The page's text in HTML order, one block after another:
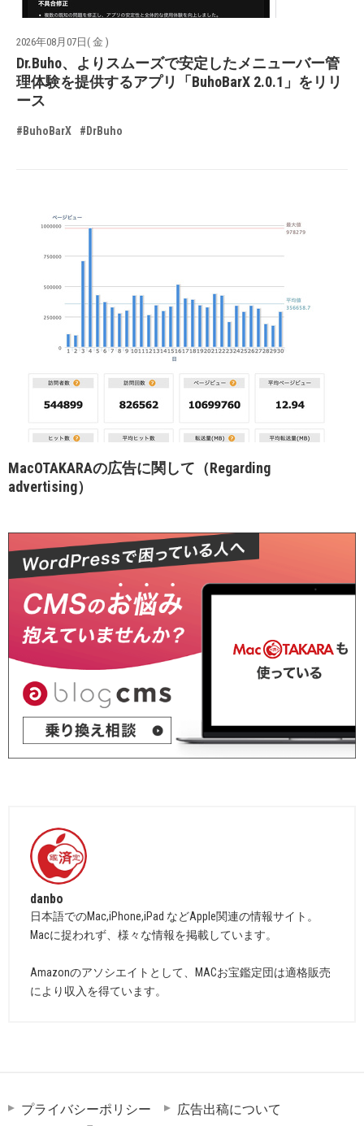
2026年08月07日( 金 )
Dr.Buho、よりスムーズで安定したメニューバー管
理体験を提供するアプリ「BuhoBarX 2.0.1」をリリ
ース
#BuhoBarX #DrBuho
MacOTAKARAの広告に関して（Regarding
advertising）
danbo
日本語でのMac,iPhone,iPad などApple関連の情報サイト。
Macに捉われず、様々な情報を掲載しています。
Amazonのアソシエイトとして、MACお宝鑑定団は適格販売
により収入を得ています。
プライバシーポリシー
広告出稿について